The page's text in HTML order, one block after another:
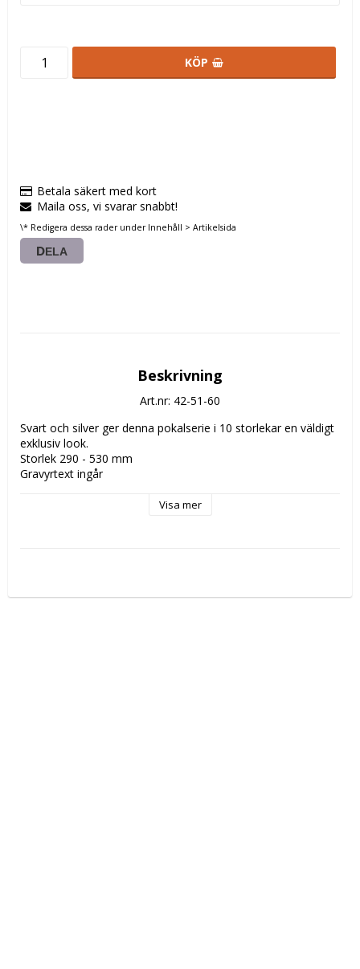
KÖP
Betala säkert med kort
Maila oss, vi svarar snabbt!
\* Redigera dessa rader under Innehåll > Artikelsida
DELA
Beskrivning
Art.nr: 42-51-60
Svart och silver ger denna pokalserie i 10 storlekar en väldigt
exklusiv look.
Storlek 290 - 530 mm
Gravyrtext ingår
Visa mer